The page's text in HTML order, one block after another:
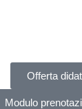
Offerta
Modulo